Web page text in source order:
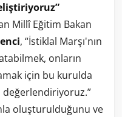
Millî Eğitim Bakan
, “İstiklal Marşı'nın
onların
için bu kurulda
değerlendiriyoruz.”
oluşturulduğunu ve